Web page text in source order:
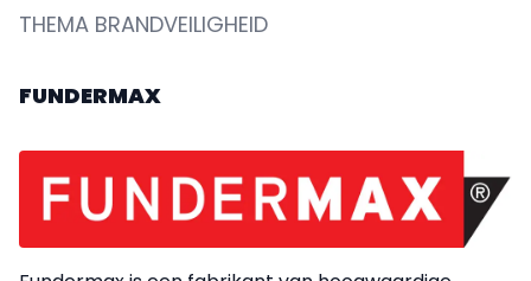
THEMA BRANDVEILIGHEID
FUNDERMAX